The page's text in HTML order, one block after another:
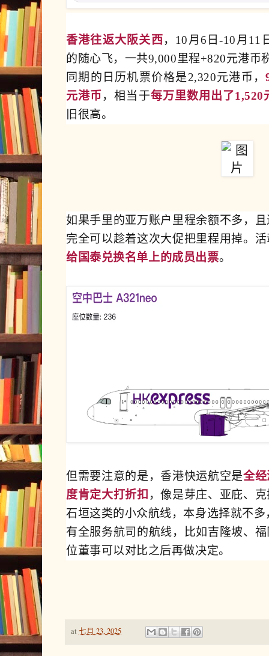
香港往返大阪关西，10月6日-10月11
的随心飞，一共9,000里程+820元港币
同期的日历机票价格是2,320元港币，
元港币 ，相当于每万里数用出了1,520
旧很高。
如果手里的亚万账户里程余额不多，
完全可以趁着这次大促把里程用掉。
给国泰兑换名单上的成员出票。
但需要注意的是，香港快运航空是全
度肯定大打折扣 ，像是芽庄、亚庇、
石垣这类的小众航线，本身选择就不
有全服务航司的航线，比如吉隆坡、
位董事可以对比之后再做决定。
at 七月 23, 2025